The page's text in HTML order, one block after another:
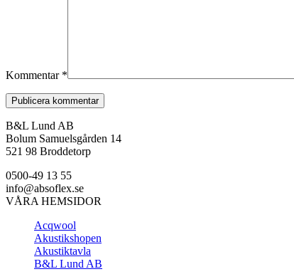
Kommentar *
B&L Lund AB
Bolum Samuelsgården 14
521 98 Broddetorp
0500-49 13 55
info@absoflex.se
VÅRA HEMSIDOR
Acqwool
Akustikshopen
Akustiktavla
B&L Lund AB